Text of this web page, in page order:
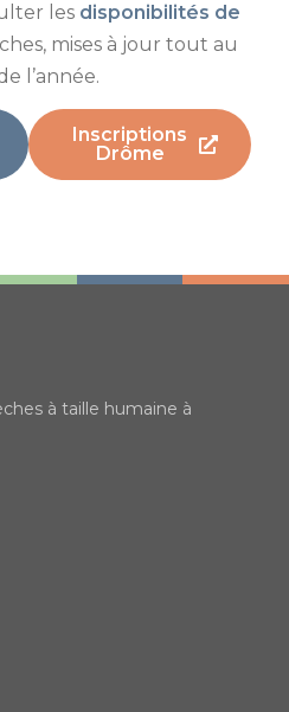
les disponibilités de
mises à jour tout au
l’année.
Inscriptions
Drôme
à taille humaine à